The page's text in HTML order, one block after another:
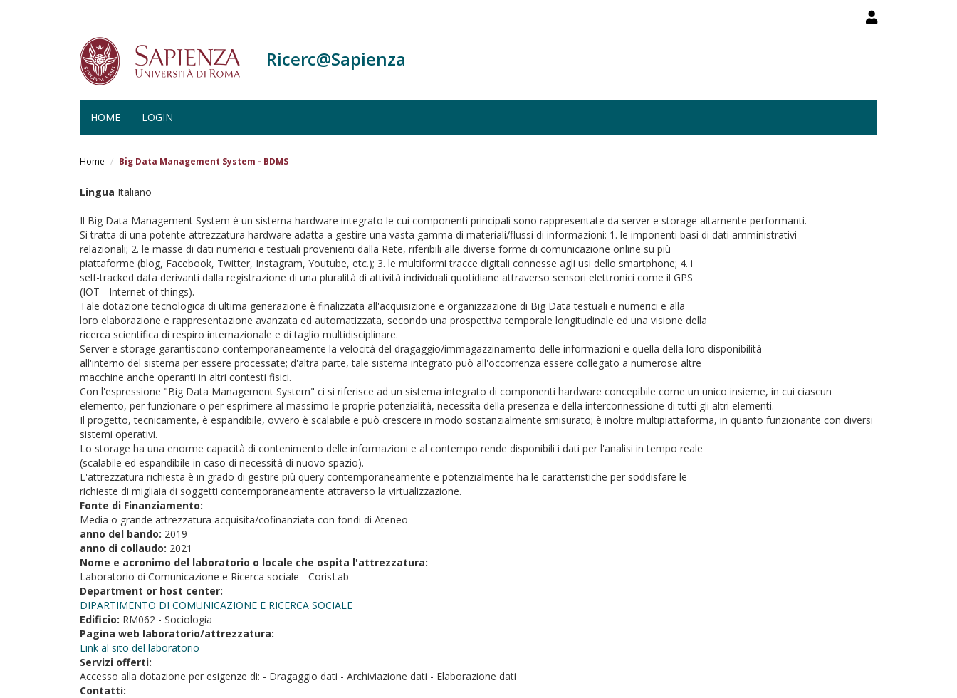
Ricerc@Sapienza
HOME LOGIN
Home Big Data Management System - BDMS
Lingua Italiano
Il Big Data Management System è un sistema hardware integrato le cui componenti principali sono rappresentate da server e storage altamente performanti.
Si tratta di una potente attrezzatura hardware adatta a gestire una vasta gamma di materiali/flussi di informazioni: 1. le imponenti basi di dati amministrativi
relazionali; 2. le masse di dati numerici e testuali provenienti dalla Rete, riferibili alle diverse forme di comunicazione online su più
piattaforme (blog, Facebook, Twitter, Instagram, Youtube, etc.); 3. le multiformi tracce digitali connesse agli usi dello smartphone; 4. i
self-tracked data derivanti dalla registrazione di una pluralità di attività individuali quotidiane attraverso sensori elettronici come il GPS
(IOT - Internet of things).
Tale dotazione tecnologica di ultima generazione è finalizzata all'acquisizione e organizzazione di Big Data testuali e numerici e alla
loro elaborazione e rappresentazione avanzata ed automatizzata, secondo una prospettiva temporale longitudinale ed una visione della
ricerca scientifica di respiro internazionale e di taglio multidisciplinare.
Server e storage garantiscono contemporaneamente la velocità del dragaggio/immagazzinamento delle informazioni e quella della loro disponibilità
all'interno del sistema per essere processate; d'altra parte, tale sistema integrato può all'occorrenza essere collegato a numerose altre
macchine anche operanti in altri contesti fisici.
Con l'espressione "Big Data Management System" ci si riferisce ad un sistema integrato di componenti hardware concepibile come un unico insieme, in cui ciascun
elemento, per funzionare o per esprimere al massimo le proprie potenzialità, necessita della presenza e della interconnessione di tutti gli altri elementi.
Il progetto, tecnicamente, è espandibile, ovvero è scalabile e può crescere in modo sostanzialmente smisurato; è inoltre multipiattaforma, in quanto funzionante con diversi
sistemi operativi.
Lo storage ha una enorme capacità di contenimento delle informazioni e al contempo rende disponibili i dati per l'analisi in tempo reale
(scalabile ed espandibile in caso di necessità di nuovo spazio).
L'attrezzatura richiesta è in grado di gestire più query contemporaneamente e potenzialmente ha le caratteristiche per soddisfare le
richieste di migliaia di soggetti contemporaneamente attraverso la virtualizzazione.
Fonte di Finanziamento:
Media o grande attrezzatura acquisita/cofinanziata con fondi di Ateneo
anno del bando: 2019
anno di collaudo: 2021
Nome e acronimo del laboratorio o locale che ospita l'attrezzatura:
Laboratorio di Comunicazione e Ricerca sociale - CorisLab
Department or host center:
DIPARTIMENTO DI COMUNICAZIONE E RICERCA SOCIALE
Edificio: RM062 - Sociologia
Pagina web laboratorio/attrezzatura:
Link al sito del laboratorio
Servizi offerti:
Accesso alla dotazione per esigenze di: - Dragaggio dati - Archiviazione dati - Elaborazione dati
Contatti: